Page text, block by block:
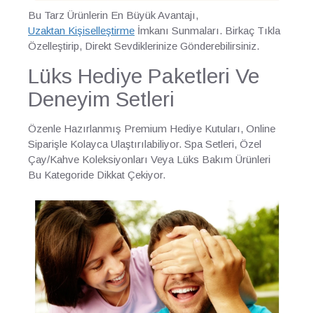
Bu Tarz Ürünlerin En Büyük Avantajı,
Uzaktan Kişiselleştirme İmkanı Sunmaları. Birkaç Tıkla
Özelleştirip, Direkt Sevdiklerinize Gönderebilirsiniz.
Lüks Hediye Paketleri Ve
Deneyim Setleri
Özenle Hazırlanmış Premium Hediye Kutuları, Online
Siparişle Kolayca Ulaştırılabiliyor. Spa Setleri, Özel
Çay/Kahve Koleksiyonları Veya Lüks Bakım Ürünleri
Bu Kategoride Dikkat Çekiyor.